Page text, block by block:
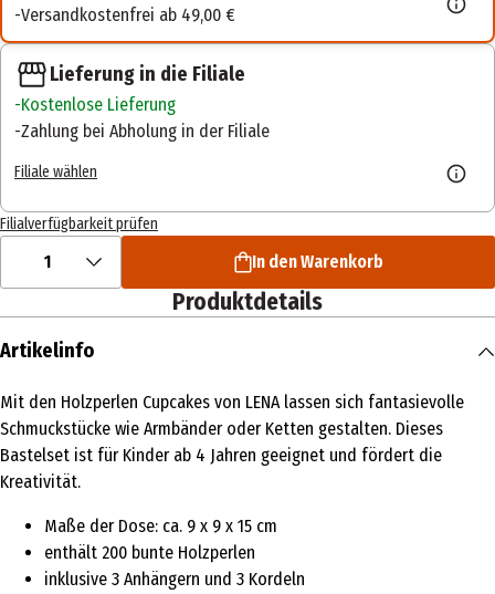
Versandkostenfrei ab 49,00 €
Lieferung in die Filiale
Kostenlose Lieferung
Zahlung bei Abholung in der Filiale
Filiale wählen
Filialverfügbarkeit prüfen
1 In den Warenkorb
Produktdetails
Artikelinfo
Mit den Holzperlen Cupcakes von LENA lassen sich fantasievolle
Schmuckstücke wie Armbänder oder Ketten gestalten. Dieses
Bastelset ist für Kinder ab 4 Jahren geeignet und fördert die
Kreativität.
Maße der Dose: ca. 9 x 9 x 15 cm
enthält 200 bunte Holzperlen
inklusive 3 Anhängern und 3 Kordeln